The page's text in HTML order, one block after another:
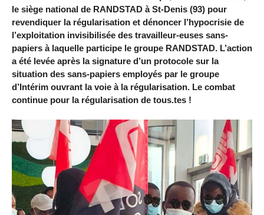
le siège national de RANDSTAD à St-Denis (93) pour
revendiquer la régularisation et dénoncer l’hypocrisie de
l’exploitation invisibilisée des travailleur-euses sans-
papiers à laquelle participe le groupe RANDSTAD. L’action
a été levée après la signature d’un protocole sur la
situation des sans-papiers employés par le groupe
d’Intérim ouvrant la voie à la régularisation. Le combat
continue pour la régularisation de tous.tes !